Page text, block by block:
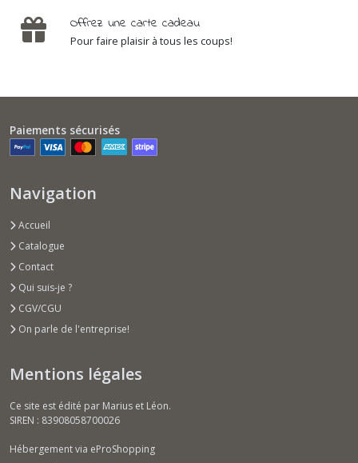
Offrez une carte cadeau
Pour faire plaisir à tous les coups!
Paiements sécurisés
Navigation
Accueil
Catalogue
Contact
Qui suis-je ?
CGV/CGU
On parle de l'entreprise!
Mentions légales
Ce site est édité par Marius et Léon.
SIREN : 83908058700026
Hébergement via eProShopping